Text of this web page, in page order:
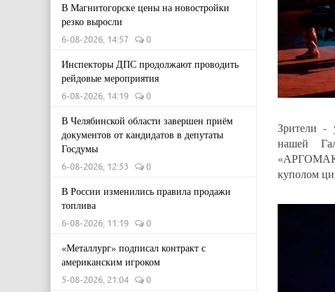
В Магнитогорске цены на новостройки
резко выросли
6-08-2026, 14:57 0
Инспекторы ДПС продолжают проводить
рейдовые мероприятия
6-08-2026, 14:19 0
В Челябинской области завершен приём
документов от кандидатов в депутаты
Госдумы
6-08-2026, 12:53 0
В России изменились правила продажи
топлива
6-08-2026, 11:19 0
«Металлург» подписал контракт с
американским игроком
5-08-2026, 21:04 0
Зрители -
нашей
куполом